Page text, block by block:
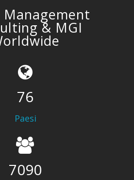
Management
& MGI
100
Paesi
9319